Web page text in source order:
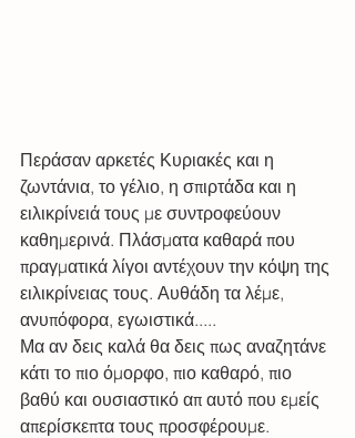
Περάσαν αρκετές Κυριακές και η
ζωντάνια, το γέλιο, η σπιρτάδα και η
ειλικρίνειά τους με συντροφεύουν
καθημερινά. Πλάσματα καθαρά που
πραγματικά λίγοι αντέχουν την κόψη της
ειλικρίνειας τους. Αυθάδη τα λέμε,
ανυπόφορα, εγωιστικά.....
Μα αν δεις καλά θα δεις πως αναζητάνε
κάτι το πιο όμορφο, πιο καθαρό, πιο
βαθύ και ουσιαστικό απ αυτό που εμείς
απερίσκεπτα τους προσφέρουμε.